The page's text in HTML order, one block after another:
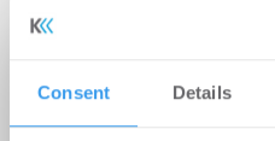
Consent Details
Gastronomie-, Büro-